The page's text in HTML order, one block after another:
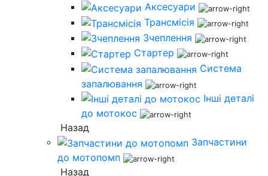
Аксесуари
Трансмісія
Зчеплення
Стартер
Система
запалювання
Інші деталі
до мотокос
Назад
Запчастини
до мотопомп
Назад